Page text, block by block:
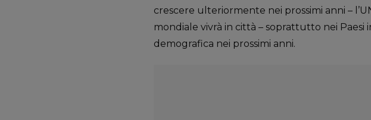
crescere ulteriormente nei prossimi anni –
mondiale vivrà in città – soprattutto nei Paesi
demografica nei prossimi anni.